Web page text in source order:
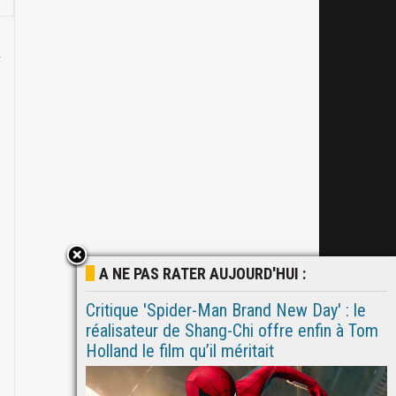
A NE PAS RATER AUJOURD'HUI :
Critique 'Spider-Man Brand New Day' : le
réalisateur de Shang-Chi offre enfin à Tom
Holland le film qu’il méritait